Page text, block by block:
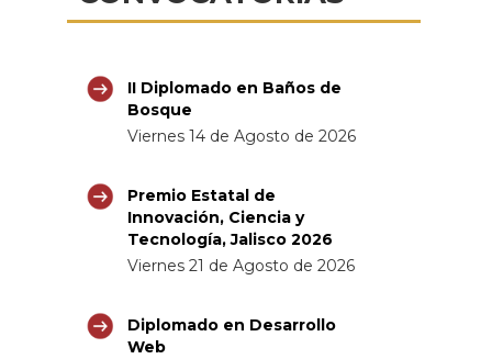
II Diplomado en Baños de
Bosque
Viernes 14 de Agosto de 2026
Premio Estatal de
Innovación, Ciencia y
Tecnología, Jalisco 2026
Viernes 21 de Agosto de 2026
Diplomado en Desarrollo
Web